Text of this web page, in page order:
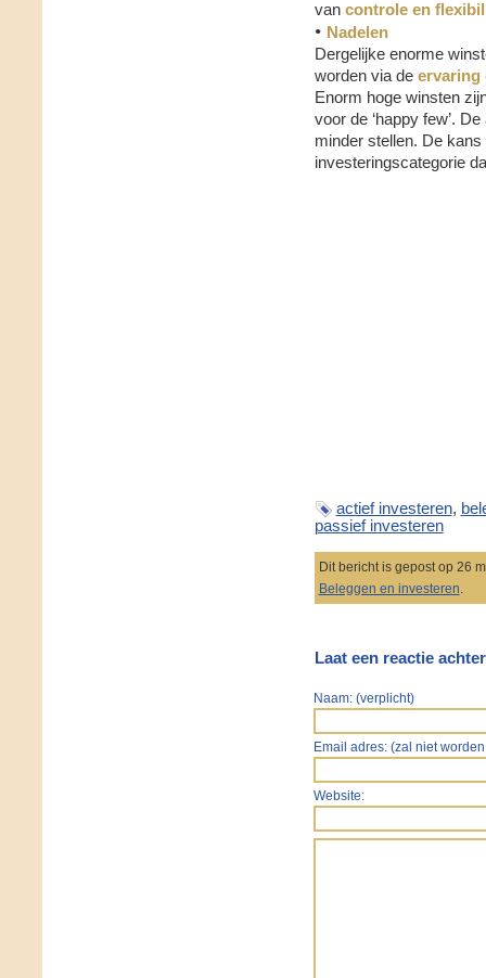
van controle en
• Nadelen
Dergelijke enorme
worden via de ervaring
Enorm hoge winsten
voor de ‘happy few’.
minder stellen. De
investeringscategorie
actief investeren,
passief investeren
Dit bericht is gepost op 26
Beleggen en investeren.
Laat een reactie achter
Naam: (verplicht)
Email adres: (zal niet
Website: